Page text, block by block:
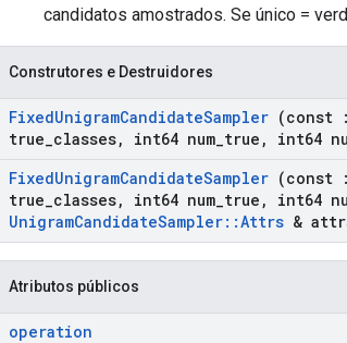
candidatos amostrados. Se único =
Construtores e Destruidores
FixedUnigramCandidateSampler (const
true classes, int64 num true , int64
FixedUnigramCandidateSampler (const
true classes, int64 num true , int64
UnigramCandidateSampler::Attrs &
Atributos públicos
operation